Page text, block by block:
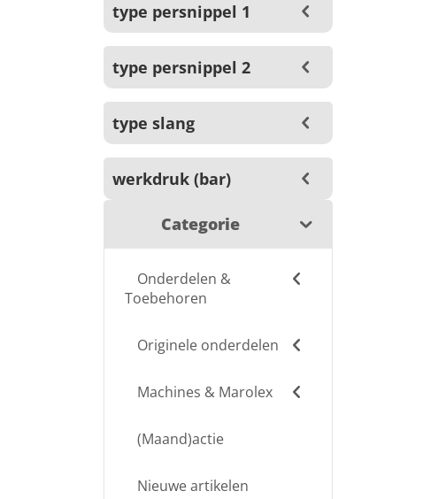
type persnippel 1
type persnippel 2
type slang
werkdruk (bar)
Categorie
Onderdelen &
Toebehoren
Originele onderdelen
Machines & Marolex
(Maand)actie
Nieuwe artikelen